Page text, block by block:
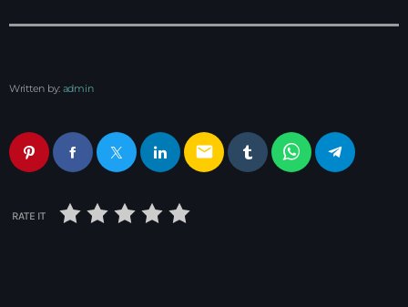
Written by: admin
email
RATE IT